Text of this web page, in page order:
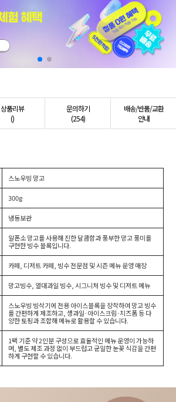
상품리뷰
()
문의하기
(254)
배송/반품/교환
안내
스노우빙 망고
300g
냉동보관
알폰소 망고를 사용해 진한 달콤함과 풍부한 망고 풍미를
구현한 빙수 블록입니다.
카페, 디저트 카페, 빙수 전문점 및 시즌 메뉴 운영 매장
망고빙수, 열대과일 빙수, 시그니처 빙수 및 디저트 메뉴
스노우빙 빙삭기에 전용 아이스블록을 장착하여 망고 빙수
를 간편하게 제조하고, 생과일·아이스크림·치즈폼 등 다
양한 토핑과 조합해 메뉴로 활용할 수 있습니다.
1팩 기준 약 2인분 구성으로 효율적인 메뉴 운영이 가능하
며, 별도 제조 과정 없이 부드럽고 균일한 눈꽃 식감을 간편
하게 구현할 수 있습니다.